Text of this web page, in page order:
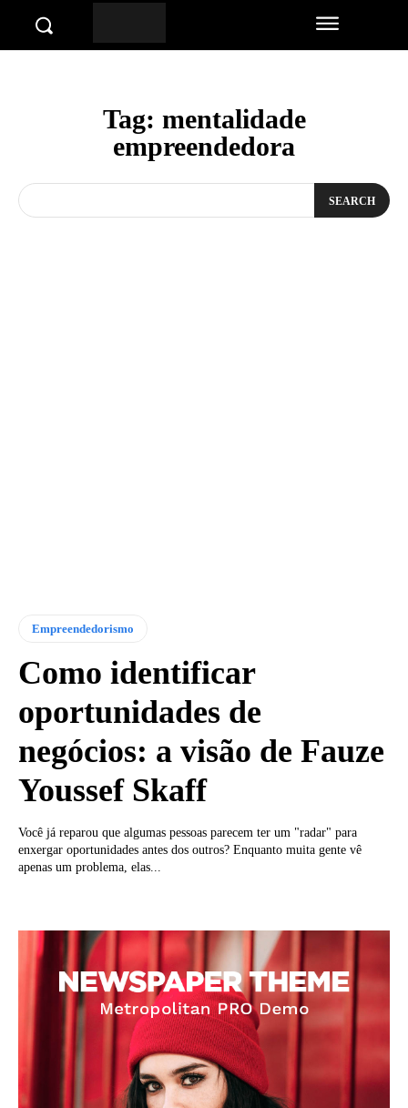
Tag: mentalidade
empreendedora
SEARCH
Empreendedorismo
Como identificar
oportunidades de
negócios: a visão de Fauze
Youssef Skaff
Você já reparou que algumas pessoas parecem ter um "radar" para
enxergar oportunidades antes dos outros? Enquanto muita gente vê
apenas um problema, elas...